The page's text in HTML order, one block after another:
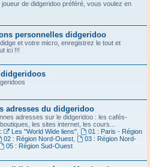
joueur de didgeridoo préféré, vous voulez en
personnelles didgeridoo
et votre micro, enregistrez le tout et
ici !!!
adresses du didgeridoo
adresses sur le didgeridoo : les cafés-
les sites internet, les cours...
Les "World Wide liens",
01 : Paris - Région
02 : Région Nord-Ouest,
03 : Région Nord-
05 : Région Sud-Ouest